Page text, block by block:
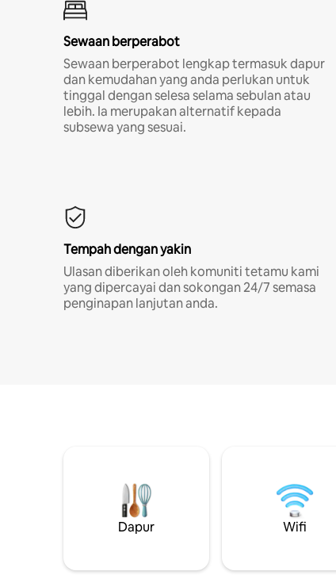
Sewaan berperabot
Sewaan berperabot lengkap termasuk dapur
dan kemudahan yang anda perlukan untuk
tinggal dengan selesa selama sebulan atau
lebih. Ia merupakan alternatif kepada
subsewa yang sesuai.
Tempah dengan yakin
Ulasan diberikan oleh komuniti tetamu kami
yang dipercayai dan sokongan 24/7 semasa
penginapan lanjutan anda.
Dapur Wifi